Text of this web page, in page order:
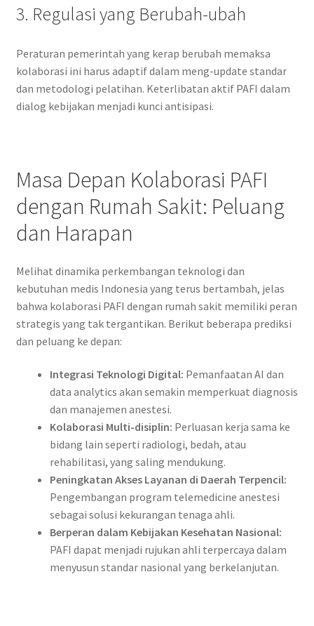
3. Regulasi yang Berubah-ubah
Peraturan pemerintah yang kerap berubah memaksa
kolaborasi ini harus adaptif dalam meng-update standar
dan metodologi pelatihan. Keterlibatan aktif PAFI dalam
dialog kebijakan menjadi kunci antisipasi.
Masa Depan Kolaborasi PAFI
dengan Rumah Sakit: Peluang
dan Harapan
Melihat dinamika perkembangan teknologi dan
kebutuhan medis Indonesia yang terus bertambah, jelas
bahwa kolaborasi PAFI dengan rumah sakit memiliki peran
strategis yang tak tergantikan. Berikut beberapa prediksi
dan peluang ke depan:
Integrasi Teknologi Digital: Pemanfaatan AI dan
data analytics akan semakin memperkuat diagnosis
dan manajemen anestesi.
Kolaborasi Multi-disiplin: Perluasan kerja sama ke
bidang lain seperti radiologi, bedah, atau
rehabilitasi, yang saling mendukung.
Peningkatan Akses Layanan di Daerah Terpencil:
Pengembangan program telemedicine anestesi
sebagai solusi kekurangan tenaga ahli.
Berperan dalam Kebijakan Kesehatan Nasional:
PAFI dapat menjadi rujukan ahli terpercaya dalam
menyusun standar nasional yang berkelanjutan.